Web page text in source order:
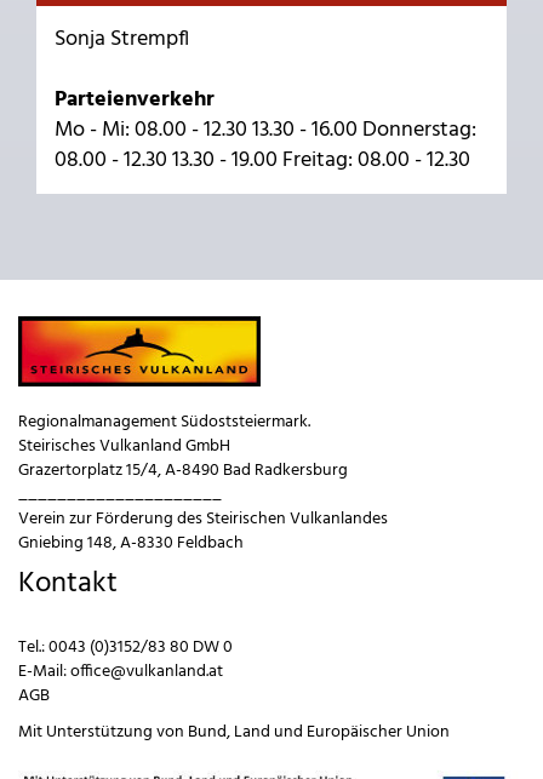
Sonja Strempfl
Parteienverkehr
Mo - Mi: 08.00 - 12.30 13.30 - 16.00 Donnerstag:
08.00 - 12.30 13.30 - 19.00 Freitag: 08.00 - 12.30
Regionalmanagement Südoststeiermark.
Steirisches Vulkanland GmbH
Grazertorplatz 15/4, A-8490 Bad Radkersburg
_____________________
Verein zur Förderung des Steirischen Vulkanlandes
Gniebing 148, A-8330 Feldbach
Kontakt
Tel.:0043 (0)3152/83 80 DW 0
E-Mail:office@vulkanland.at
AGB
Mit Unterstützung von Bund,Land und Europäischer Union